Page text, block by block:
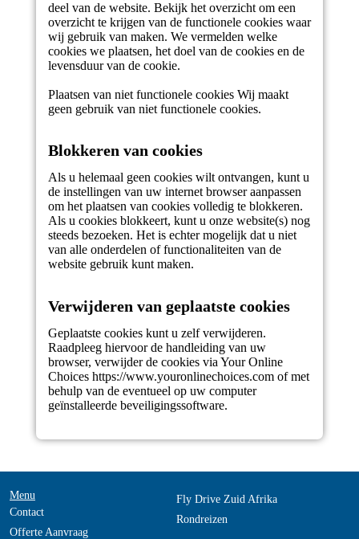
deel van de website. Bekijk het overzicht om een
overzicht te krijgen van de functionele cookies waar
wij gebruik van maken. We vermelden welke
cookies we plaatsen, het doel van de cookies en de
levensduur van de cookie.
Plaatsen van niet functionele cookies Wij maakt
geen gebruik van niet functionele cookies.
Blokkeren van cookies
Als u helemaal geen cookies wilt ontvangen, kunt u
de instellingen van uw internet browser aanpassen
om het plaatsen van cookies volledig te blokkeren.
Als u cookies blokkeert, kunt u onze website(s) nog
steeds bezoeken. Het is echter mogelijk dat u niet
van alle onderdelen of functionaliteiten van de
website gebruik kunt maken.
Verwijderen van geplaatste cookies
Geplaatste cookies kunt u zelf verwijderen.
Raadpleeg hiervoor de handleiding van uw
browser, verwijder de cookies via Your Online
Choices https://www.youronlinechoices.com of met
behulp van de eventueel op uw computer
geïnstalleerde beveiligingssoftware.
Menu
Contact
Offerte Aanvraag
Fly Drive Zuid Afrika
Rondreizen